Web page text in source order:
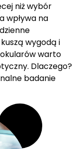
niż wybór
wpływa na
wygodą i
warto
Dlaczego?
badanie